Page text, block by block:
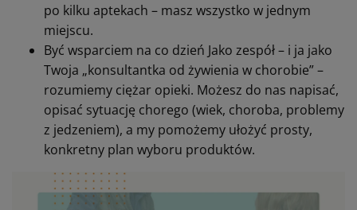
po kilku aptekach – masz wszystko w jednym
miejscu.
Być wsparciem na co dzień Jako zespół – i ja jako
Twoja „konsultantka od żywienia w chorobie” –
rozumiemy ciężar opieki. Możesz do nas napisać,
opisać sytuację chorego (wiek, choroba, problemy
z jedzeniem), a my pomożemy ułożyć prosty,
konkretny plan wyboru produktów.